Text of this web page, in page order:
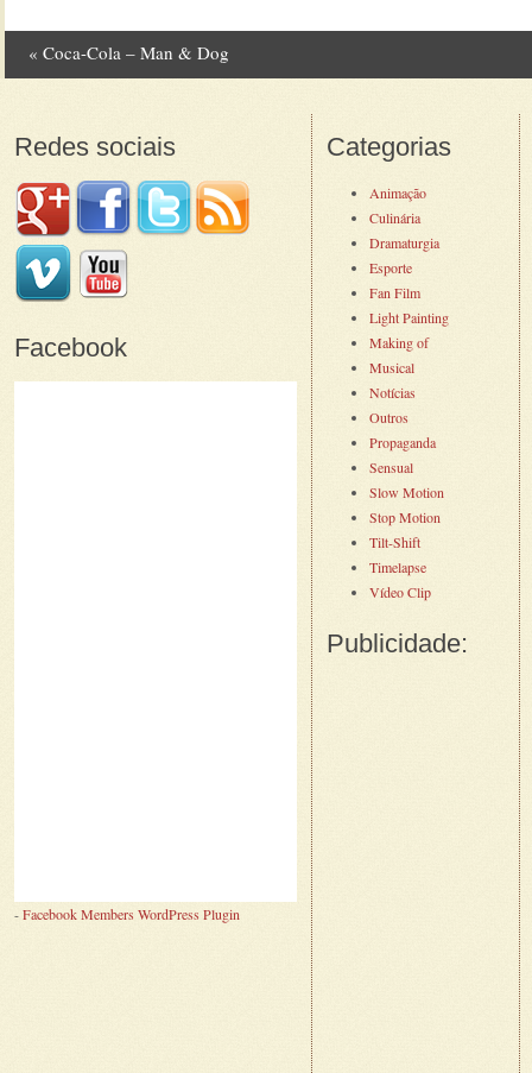
Post navigation
« Coca-Cola – Man & Dog
Redes sociais
Facebook
-Facebook Members WordPress Plugin
Categorias
Animação
Culinária
Dramaturgia
Esporte
Fan Film
Light Painting
Making of
Musical
Notícias
Outros
Propaganda
Sensual
Slow Motion
Stop Motion
Tilt-Shift
Timelapse
Vídeo Clip
Publicidade: